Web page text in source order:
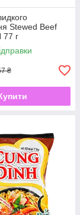
Stewed Beef
77 г
₴